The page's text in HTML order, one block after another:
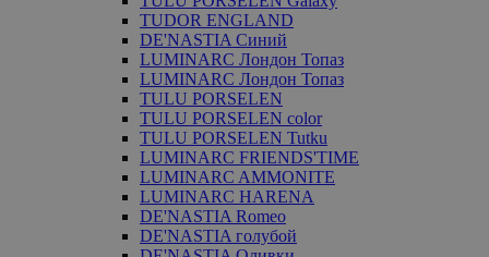
TUDOR ENGLAND
DE'NASTIA Синий
LUMINARC Лондон Топаз
LUMINARC Лондон Топаз
TULU PORSELEN
TULU PORSELEN color
TULU PORSELEN Tutku
LUMINARC FRIENDS'TIME
LUMINARC AMMONITE
LUMINARC HARENA
DE'NASTIA Romeo
DE'NASTIA голубой